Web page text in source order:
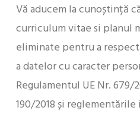
Vă aducem la cunoștință
curriculum vitae si planul
eliminate pentru a
a datelor cu caracter
Regulamentul UE Nr. 679/
190/2018 și